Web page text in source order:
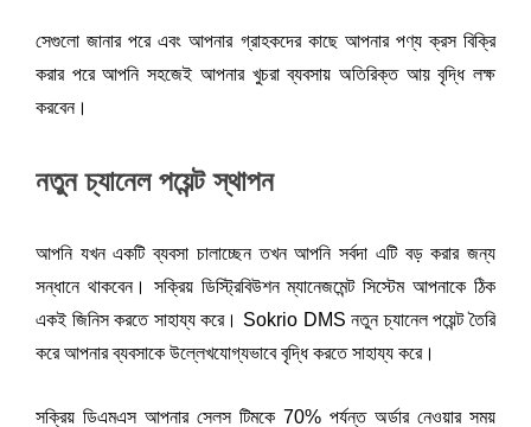
সেগুলো জানার পরে এবং আপনার গ্রাহকদের কাছে আপনার পণ্য ক্রস বিক্রি
করার পরে আপনি সহজেই আপনার খুচরা ব্যবসায় অতিরিক্ত আয় বৃদ্ধি লক্ষ
করবেন।
নতুন চ্যানেল পয়েন্ট স্থাপন
আপনি যখন একটি ব্যবসা চালাচ্ছেন তখন আপনি সর্বদা এটি বড় করার জন্য
সন্ধানে থাকবেন। সক্রিয় ডিস্ট্রিবিউশন ম্যানেজমেন্ট সিস্টেম আপনাকে ঠিক
একই জিনিস করতে সাহায্য করে। Sokrio DMS নতুন চ্যানেল পয়েন্ট তৈরি
করে আপনার ব্যবসাকে উল্লেখযোগ্যভাবে বৃদ্ধি করতে সাহায্য করে।
সক্রিয় ডিএমএস আপনার সেলস টিমকে 70% পর্যন্ত অর্ডার নেওয়ার সময়